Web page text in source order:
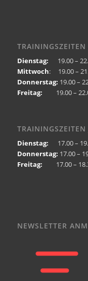
Dienstag: 19.00 –
Mittwoch: 19.00 –
Donnerstag: 19.00 –
Freitag: 19.00 –
Dienstag: 17.00 –
Donnerstag: 17.00 –
Freitag: 17.00 –
NEWSLETTER